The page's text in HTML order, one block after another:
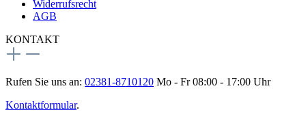
Widerrufsrecht
AGB
KONTAKT
Rufen Sie uns an: 02381-8710120 Mo - Fr 08:00 - 17:00 Uhr
Kontaktformular.